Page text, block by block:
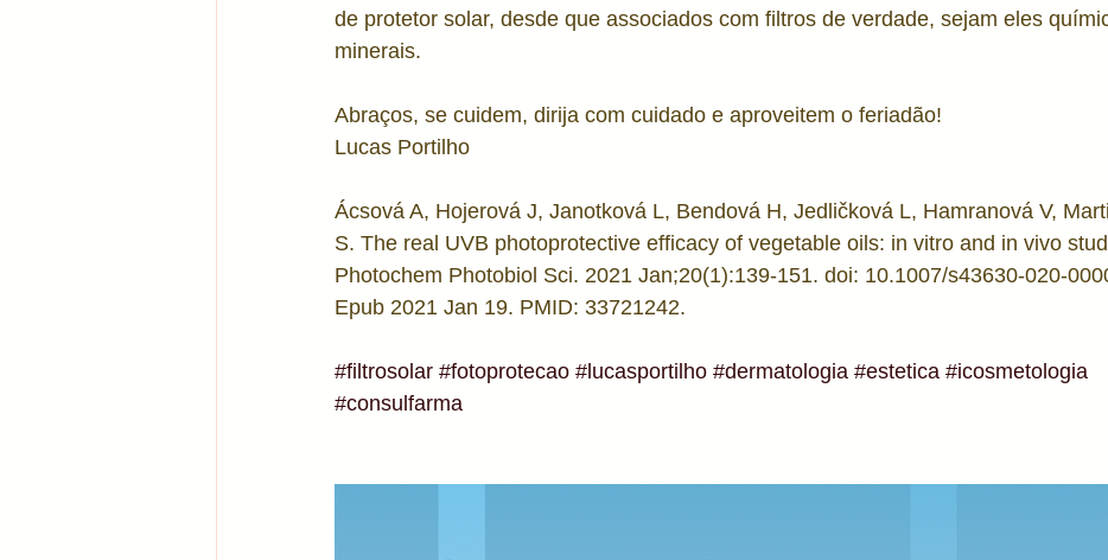
de protetor solar, desde que associados com filtros de verdade, sejam eles
minerais.
Abraços, se cuidem, dirija com cuidado e aproveitem o feriadão!
Lucas Portilho
Ácsová A, Hojerová J, Janotková L, Bendová H, Jedličková L, Hamranová V,
S. The real UVB photoprotective efficacy of vegetable oils: in vitro and in vivo
Photochem Photobiol Sci. 2021 Jan;20(1):139-151. doi: 10.1007/s43630-020-
Epub 2021 Jan 19. PMID: 33721242.
#filtrosolar #fotoprotecao #lucasportilho #dermatologia #estetica #icosmetologia
#consulfarma